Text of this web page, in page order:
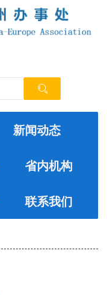
新闻动态
省内机构
联系我们